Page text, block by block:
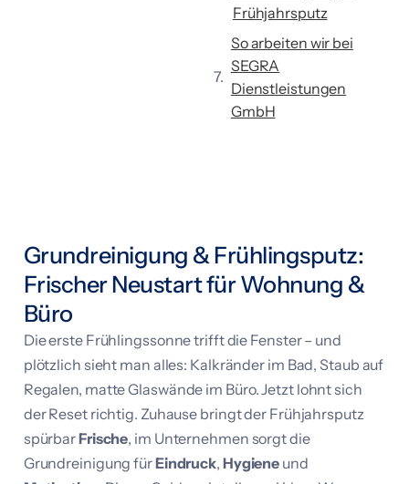
Frühjahrsputz
So arbeiten wir bei
SEGRA
Dienstleistungen
GmbH
Grundreinigung & Frühlingsputz:
Frischer Neustart für Wohnung &
Büro
Die erste Frühlingssonne trifft die Fenster – und
plötzlich sieht man alles: Kalkränder im Bad, Staub auf
Regalen, matte Glaswände im Büro. Jetzt lohnt sich
der Reset richtig. Zuhause bringt der Frühjahrsputz
spürbarFrische, im Unternehmen sorgt die
Grundreinigung fürEindruck, Hygiene und